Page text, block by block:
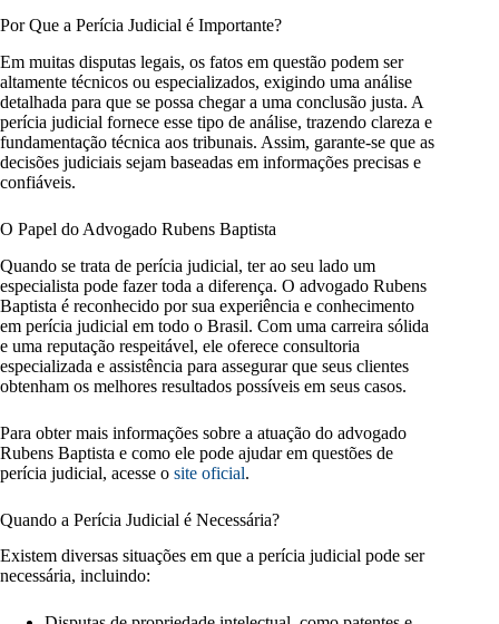
Por Que a Perícia Judicial é Importante?
Em muitas disputas legais, os fatos em questão podem ser
altamente técnicos ou especializados, exigindo uma análise
detalhada para que se possa chegar a uma conclusão justa. A
perícia judicial fornece esse tipo de análise, trazendo clareza e
fundamentação técnica aos tribunais. Assim, garante-se que as
decisões judiciais sejam baseadas em informações precisas e
confiáveis.
O Papel do Advogado Rubens Baptista
Quando se trata de perícia judicial, ter ao seu lado um
especialista pode fazer toda a diferença. O advogado Rubens
Baptista é reconhecido por sua experiência e conhecimento
em perícia judicial em todo o Brasil. Com uma carreira sólida
e uma reputação respeitável, ele oferece consultoria
especializada e assistência para assegurar que seus clientes
obtenham os melhores resultados possíveis em seus casos.
Para obter mais informações sobre a atuação do advogado
Rubens Baptista e como ele pode ajudar em questões de
perícia judicial, acesse o site oficial.
Quando a Perícia Judicial é Necessária?
Existem diversas situações em que a perícia judicial pode ser
necessária, incluindo: